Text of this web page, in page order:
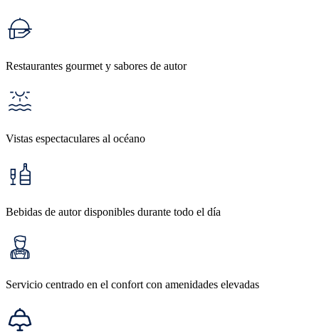
Restaurantes gourmet y sabores de autor
Vistas espectaculares al océano
Bebidas de autor disponibles durante todo el día
Servicio centrado en el confort con amenidades elevadas